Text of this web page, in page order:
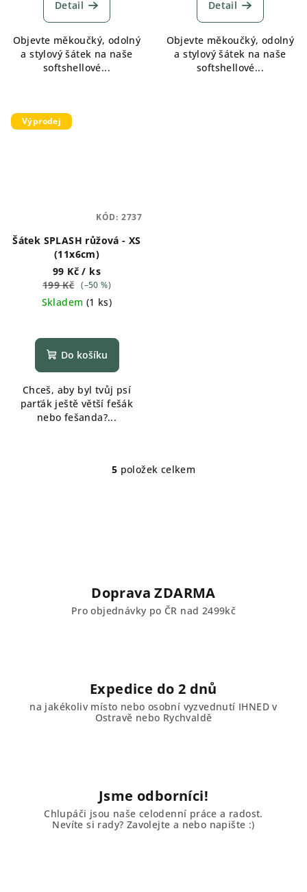
Detail
Objevte měkoučký, odolný
a stylový šátek na naše
softshellové...
Detail
Objevte měkoučký, odolný
a stylový šátek na naše
softshellové...
Výprodej
Šátek SPLASH růžová - XS
(11x6cm)
99 Kč/ ks
199 Kč (–50 %)
Skladem (1 ks)
Do košíku
Chceš, aby byl tvůj psí
parťák ještě větší fešák
nebo fešanda?...
KÓD: 2737
O
í
p
r
ý
p
5 položek celkem
Doprava ZDARMA
Pro objednávky po ČR nad 2499kč
Expedice do 2 dnů
na jakékoliv místo nebo osobní vyzvednutí IHNED v
Ostravě nebo Rychvaldě
Jsme odborníci!
Chlupáči jsou naše celodenní práce a radost.
Nevíte si rady? Zavolejte a nebo napište :)